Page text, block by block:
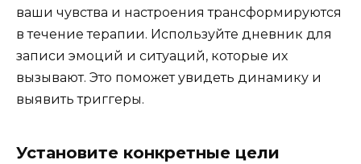
ваши чувства и настроения трансформируются
в течение терапии. Используйте дневник для
записи эмоций и ситуаций, которые их
вызывают. Это поможет увидеть динамику и
выявить триггеры.
Установите конкретные цели